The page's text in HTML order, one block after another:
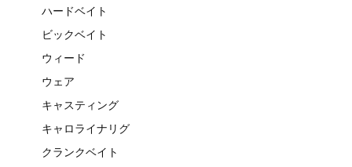
ハードベイト
ビックベイト
ウィード
ウェア
キャスティング
キャロライナリグ
クランクベイト